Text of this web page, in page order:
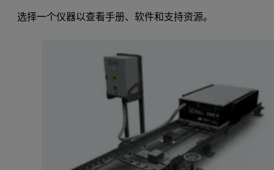
选择一个仪器以查看手册、软件和支持资源。